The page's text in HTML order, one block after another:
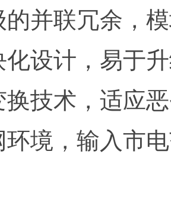
的并联冗余，
化设计，易于
换技术，适应
环境，输入市